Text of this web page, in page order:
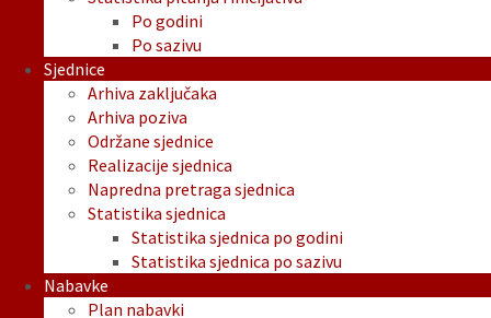
Po godini
Po sazivu
Sjednice
Arhiva zaključaka
Arhiva poziva
Održane sjednice
Realizacije sjednica
Napredna pretraga sjednica
Statistika sjednica
Statistika sjednica po godini
Statistika sjednica po sazivu
Nabavke
Plan nabavki